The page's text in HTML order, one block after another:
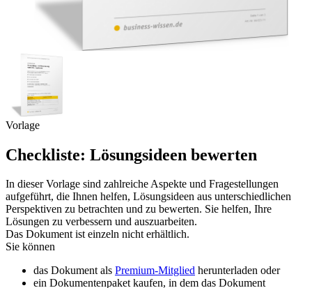
Vorlage
Checkliste: Lösungsideen bewerten
In dieser Vorlage sind zahlreiche Aspekte und Fragestellungen
aufgeführt, die Ihnen helfen, Lösungsideen aus unterschiedlichen
Perspektiven zu betrachten und zu bewerten. Sie helfen, Ihre
Lösungen zu verbessern und auszuarbeiten.
Das Dokument ist einzeln nicht erhältlich.
Sie können
das Dokument als Premium-Mitglied herunterladen oder
ein Dokumentenpaket kaufen, in dem das Dokument